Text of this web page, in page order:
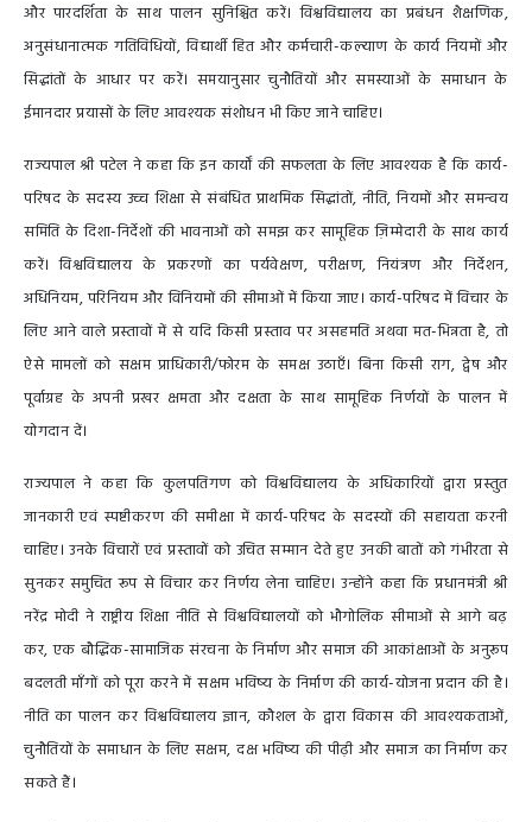
और पारदर्शिता के साथ पालन सुनिश्चित करें। विश्वविद्यालय का प्रबंधन शैक्षणिक,
अनुसंधानात्मक गतिविधियों, विद्यार्थी हित और कर्मचारी-कल्याण के कार्य नियमों और
सिद्धांतों के आधार पर करें। समयानुसार चुनौतियों और समस्याओं के समाधान के
ईमानदार प्रयासों के लिए आवश्यक संशोधन भी किए जाने चाहिए।
राज्यपाल श्री पटेल ने कहा कि इन कार्यों की सफलता के लिए आवश्यक है कि कार्य-
परिषद के सदस्य उच्च शिक्षा से संबंधित प्राथमिक सिद्धांतों, नीति, नियमों और समन्वय
समिति के दिशा-निर्देशों की भावनाओं को समझ कर सामूहिक ज़िम्मेदारी के साथ कार्य
करें। विश्वविद्यालय के प्रकरणों का पर्यवेक्षण, परीक्षण, नियंत्रण और निर्देशन,
अधिनियम, परिनियम और विनियमों की सीमाओं में किया जाए। कार्य-परिषद में विचार के
लिए आने वाले प्रस्तावों में से यदि किसी प्रस्ताव पर असहमति अथवा मत-भिन्नता है, तो
ऐसे मामलों को सक्षम प्राधिकारी/फोरम के समक्ष उठाएँ। बिना किसी राग, द्वेष और
पूर्वाग्रह के अपनी प्रखर क्षमता और दक्षता के साथ सामूहिक निर्णयों के पालन में
योगदान दें।
राज्यपाल ने कहा कि कुलपतिगण को विश्वविद्यालय के अधिकारियों द्वारा प्रस्तुत
जानकारी एवं स्पष्टीकरण की समीक्षा में कार्य-परिषद के सदस्यों की सहायता करनी
चाहिए। उनके विचारों एवं प्रस्तावों को उचित सम्मान देते हुए उनकी बातों को गंभीरता से
सुनकर समुचित रूप से विचार कर निर्णय लेना चाहिए। उन्होंने कहा कि प्रधानमंत्री श्री
नरेंद्र मोदी ने राष्ट्रीय शिक्षा नीति से विश्वविद्यालयों को भौगोलिक सीमाओं से आगे बढ़
कर, एक बौद्धिक-सामाजिक संरचना के निर्माण और समाज की आकांक्षाओं के अनुरूप
बदलती माँगों को पूरा करने में सक्षम भविष्य के निर्माण की कार्य-योजना प्रदान की है।
नीति का पालन कर विश्वविद्यालय ज्ञान, कौशल के द्वारा विकास की आवश्यकताओं,
चुनौतियों के समाधान के लिए सक्षम, दक्ष भविष्य की पीढ़ी और समाज का निर्माण कर
सकते हैं।